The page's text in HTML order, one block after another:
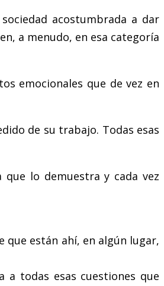
acostumbrada a dar
a menudo, en esa categoría
emocionales que de vez en
de su trabajo. Todas esas
lo demuestra y cada vez
que están ahí, en algún lugar,
a todas esas cuestiones que